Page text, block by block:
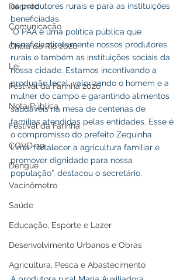
Decreto
Comunicação
Cheia do Rio 2026
Lei
Festival da Farinha 2026
Nota Pública
Festival da Farinha
COVD-19
Dengue
Vacinômetro
Saúde
Educação, Esporte e Lazer
Desenvolvimento Urbanos e Obras
Agricultura, Pesca e Abastecimento
os produtores rurais e para as instituições
beneficiadas.
“O PAA é uma política pública que
beneficia diretamente nossos produtores
rurais e também as instituições sociais da
nossa cidade. Estamos incentivando a
produção local, valorizando o homem e a
mulher do campo e garantindo alimentos
saudáveis na mesa de centenas de
famílias atendidas pelas entidades. Esse é
o compromisso do prefeito Zequinha
Lima: fortalecer a agricultura familiar e
promover dignidade para nossa
população”, destacou o secretário.